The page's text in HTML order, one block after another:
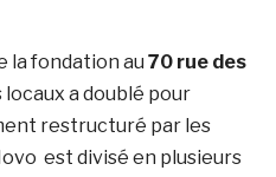
la fondation au 70 rue des
a doublé pour
restructuré par les
est divisé en plusieurs